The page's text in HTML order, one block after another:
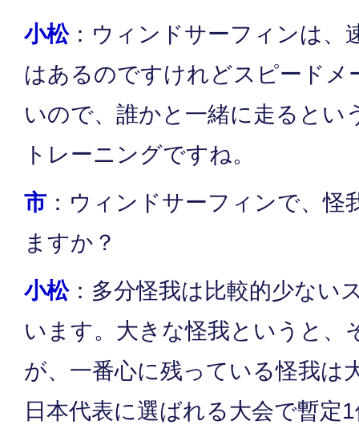
小松：ウィンドサーフィンは、
はあるのですけれどスピードメ
いので、誰かと一緒に走るとい
トレーニングですね。
市 ：ウィンドサーフィンで、
ますか？
小松：多分怪我は比較的少ない
います。大きな怪我というと、
が、一番心に残っている怪我は
日本代表に選ばれる大会で暫定